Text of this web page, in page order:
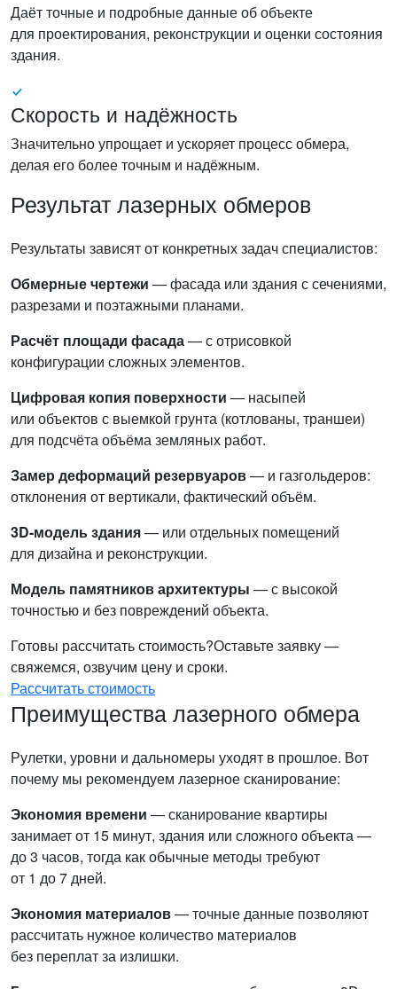
Даёт точные и подробные данные об объекте
для проектирования, реконструкции и оценки состояния
здания.
Скорость и надёжность
Значительно упрощает и ускоряет процесс обмера,
делая его более точным и надёжным.
Результат лазерных обмеров
Результаты зависят от конкретных задач специалистов:
Обмерные чертежи — фасада или здания с сечениями,
разрезами и поэтажными планами.
Расчёт площади фасада— с отрисовкой
конфигурации сложных элементов.
Цифровая копия поверхности — насыпей
или объектов с выемкой грунта (котлованы, траншеи)
для подсчёта объёма земляных работ.
Замер деформаций резервуаров— и газгольдеров:
отклонения от вертикали, фактический объём.
3D-модель здания— или отдельных помещений
для дизайна и реконструкции.
Модель памятников архитектуры — с высокой
точностью и без повреждений объекта.
Готовы рассчитать стоимость?Оставьте заявку —
свяжемся, озвучим цену и сроки.
Рассчитать стоимость
Преимущества лазерного обмера
Рулетки, уровни и дальномеры уходят в прошлое. Вот
почему мы рекомендуем лазерное сканирование:
Экономия времени — сканирование квартиры
занимает от 15 минут, здания или сложного объекта —
до 3 часов, тогда как обычные методы требуют
от 1 до 7 дней.
Экономия материалов— точные данные позволяют
рассчитать нужное количество материалов
без переплат за излишки.